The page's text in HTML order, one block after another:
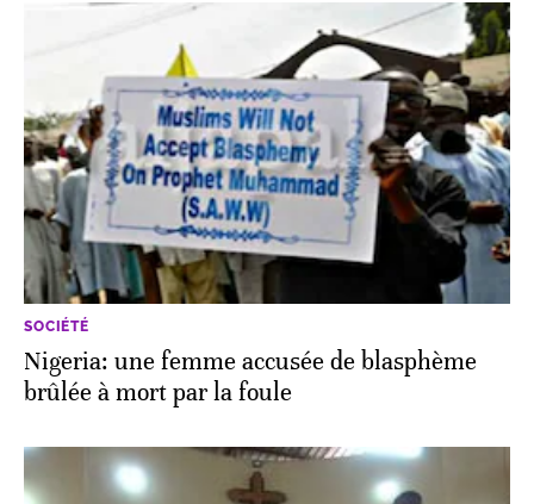
SOCIÉTÉ
Nigeria: une femme accusée de blasphème
brûlée à mort par la foule